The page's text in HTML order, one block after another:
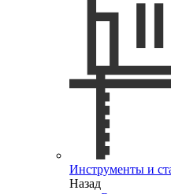
Инструменты и
Назад